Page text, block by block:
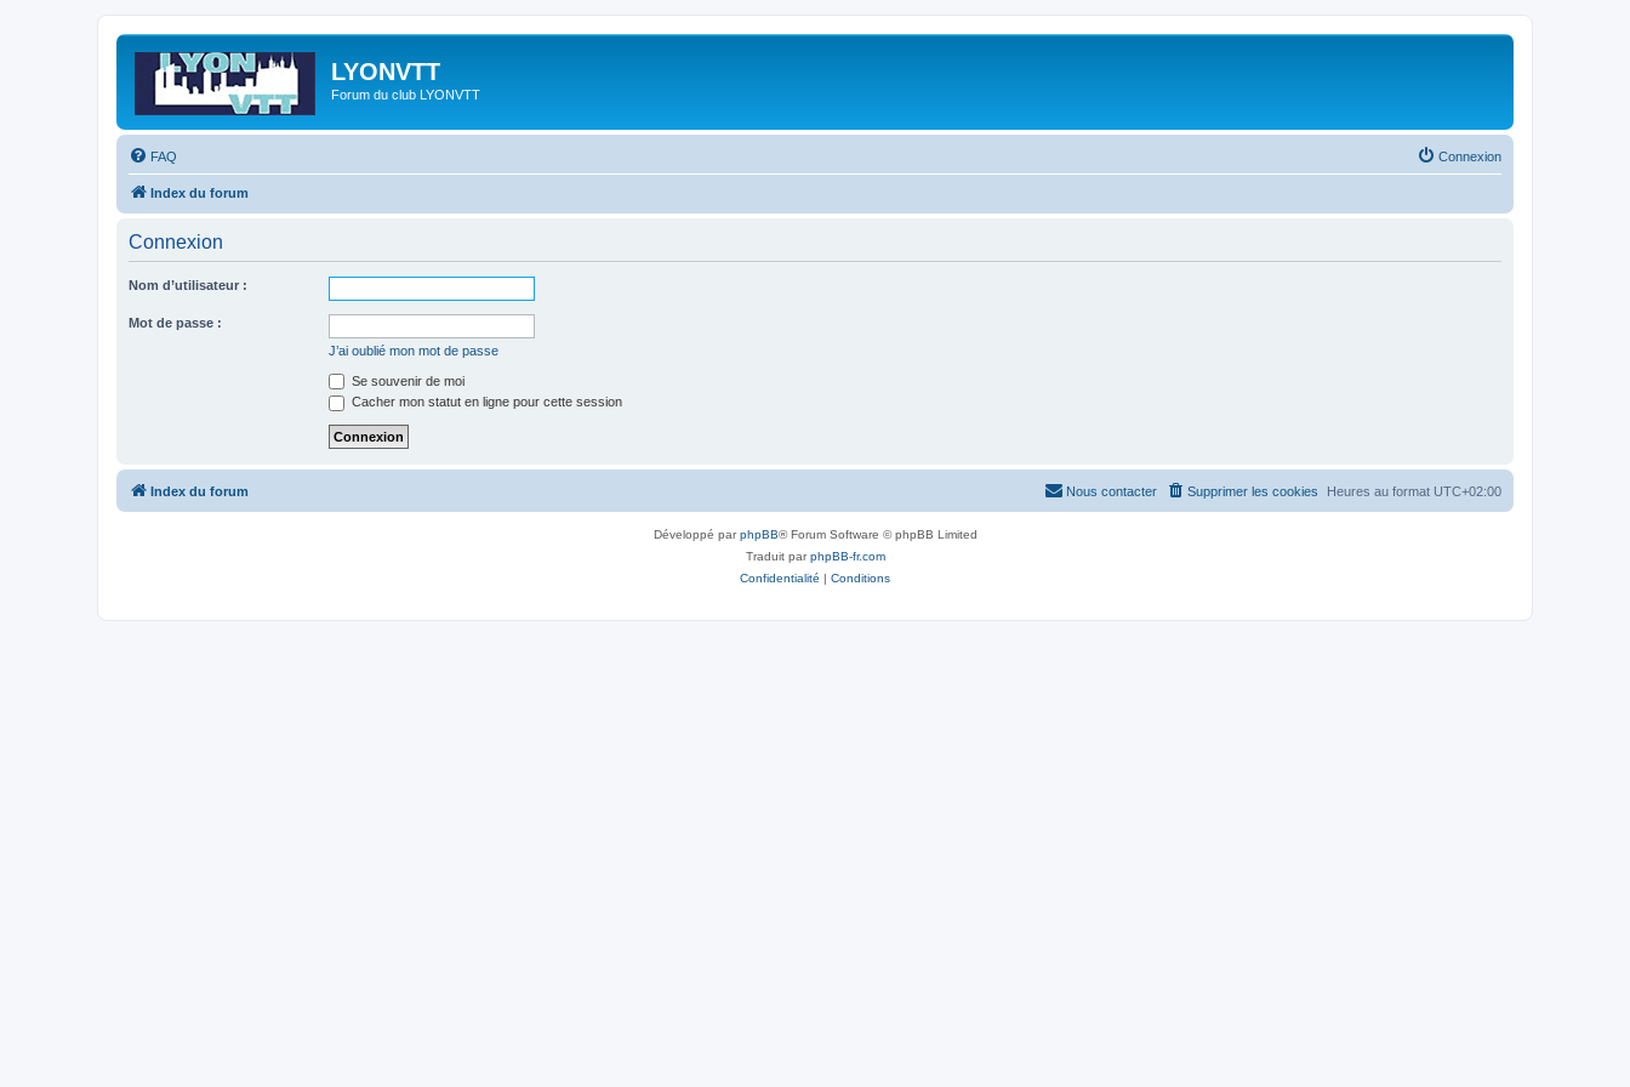
LYONVTT
Forum du club LYONVTT
FAQ Connexion
Index du forum
Connexion
Nom d’utilisateur :
Mot de passe :
J’ai oublié mon mot de passe
Se souvenir de moi
Cacher mon statut en ligne pour cette session
Index du forum Heures au format UTC+02:00
Supprimer les cookies
Nous contacter
Développé parphpBB® Forum Software © phpBB Limited
Traduit parphpBB-fr.com
Confidentialité | Conditions